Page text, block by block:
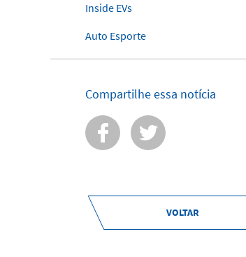
Inside EVs
Auto Esporte
Compartilhe essa notícia
VOLTAR